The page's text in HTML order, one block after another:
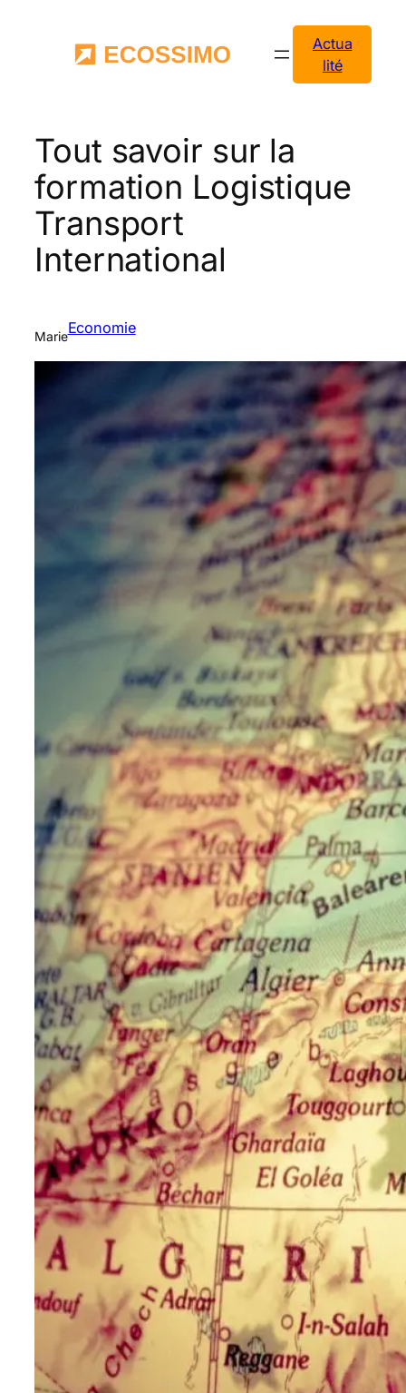
Actua
lité
Tout savoir sur la
formation Logistique
Transport
International
MarieEconomie